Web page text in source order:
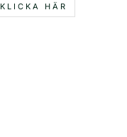
KLICKA HÄR